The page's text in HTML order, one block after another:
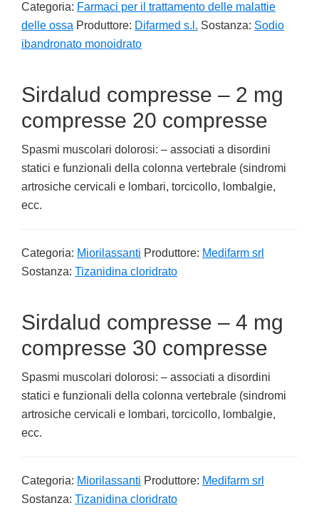
Categoria: Farmaci per il trattamento delle malattie
delle ossa Produttore: Difarmed s.l. Sostanza: Sodio
ibandronato monoidrato
Sirdalud compresse – 2 mg
compresse 20 compresse
Spasmi muscolari dolorosi: – associati a disordini
statici e funzionali della colonna vertebrale (sindromi
artrosiche cervicali e lombari, torcicollo, lombalgie,
ecc.
Categoria: Miorilassanti Produttore: Medifarm srl
Sostanza: Tizanidina cloridrato
Sirdalud compresse – 4 mg
compresse 30 compresse
Spasmi muscolari dolorosi: – associati a disordini
statici e funzionali della colonna vertebrale (sindromi
artrosiche cervicali e lombari, torcicollo, lombalgie,
ecc.
Categoria: Miorilassanti Produttore: Medifarm srl
Sostanza: Tizanidina cloridrato